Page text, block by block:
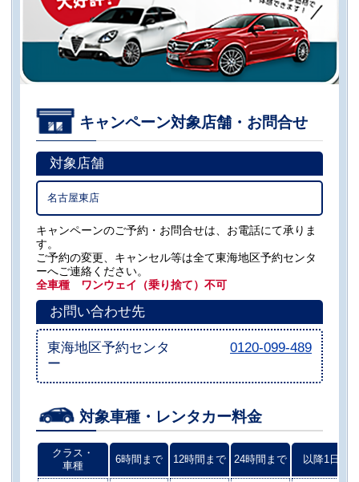
キャンペーン対象店舗・お問合せ
対象店舗
名古屋東店
キャンペーンのご予約・お問合せは、お電話にて承りま
す。
ご予約の変更、キャンセル等は全て東海地区予約センタ
ーへご連絡ください。
全車種 ワンウェイ（乗り捨て）不可
お問い合わせ先
東海地区予約センタ
ー
0120-099-489
対象車種・レンタカー料金
クラス・
車種
6時間まで 12時間まで 24時間まで 以降1日